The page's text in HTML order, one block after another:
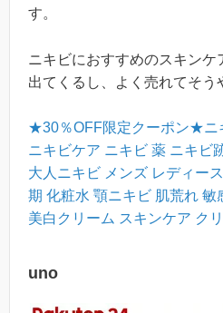
す。
ニキビにおすすめのスキンケ
出てくるし、よく売れてそう
★30％OFF限定クーポン★ニ
ニキビケア ニキビ 薬 ニキビ
大人ニキビ メンズ レディー
期 化粧水 顎ニキビ 肌荒れ 敏
美白クリーム スキンケア ク
uno